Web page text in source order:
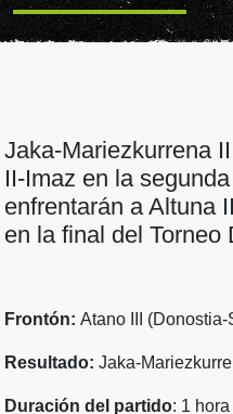
Jaka-Mariezkurrena
II-Imaz en la
enfrentarán a Altuna
en la final del Torneo
Frontón: Atano III
Resultado: Jaka-
Duración del partido: 1